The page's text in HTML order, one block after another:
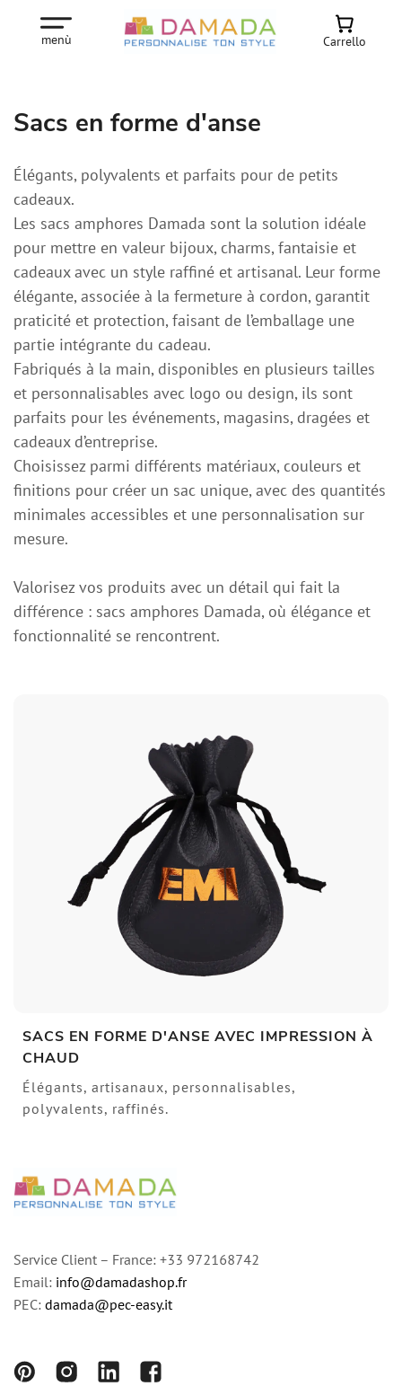
menù Carrello
Sacs en forme d'anse
Élégants, polyvalents et parfaits pour de petits
cadeaux.
Les sacs amphores Damada sont la solution idéale
pour mettre en valeur bijoux, charms, fantaisie et
cadeaux avec un style raffiné et artisanal. Leur forme
élégante, associée à la fermeture à cordon, garantit
praticité et protection, faisant de l’emballage une
partie intégrante du cadeau.
Fabriqués à la main, disponibles en plusieurs tailles
et personnalisables avec logo ou design, ils sont
parfaits pour les événements, magasins, dragées et
cadeaux d’entreprise.
Choisissez parmi différents matériaux, couleurs et
finitions pour créer un sac unique, avec des quantités
minimales accessibles et une personnalisation sur
mesure.
Valorisez vos produits avec un détail qui fait la
différence : sacs amphores Damada, où élégance et
fonctionnalité se rencontrent.
SACS EN FORME D'ANSE AVEC IMPRESSION À
CHAUD
Élégants, artisanaux, personnalisables,
polyvalents, raffinés.
Service Client – France: +33 972168742
Email: info@damadashop.fr
PEC: damada@pec-easy.it